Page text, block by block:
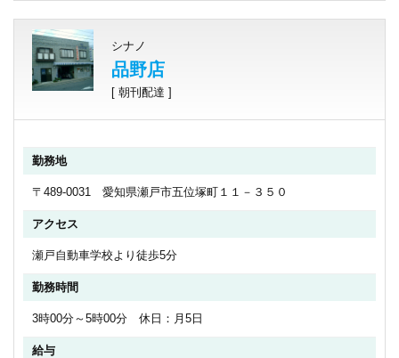
シナノ
品野店
[ 朝刊配達 ]
勤務地
〒489-0031 愛知県瀬戸市五位塚町１１－３５０
アクセス
瀬戸自動車学校より徒歩5分
勤務時間
3時00分～5時00分 休日：月5日
給与